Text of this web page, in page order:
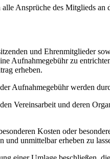
Ansprüche des Mitglieds
und Ehrenmitglieder
Aufnahmegebühr zu
erheben.
Aufnahmegebühr werden
Vereinsarbeit und deren
Kosten oder
und unmittelbar erheben zu